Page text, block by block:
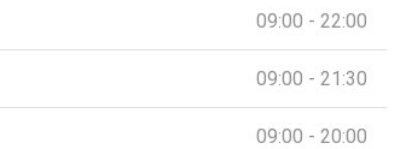
09:00 - 22:00
09:00 - 21:30
09:00 - 20:00